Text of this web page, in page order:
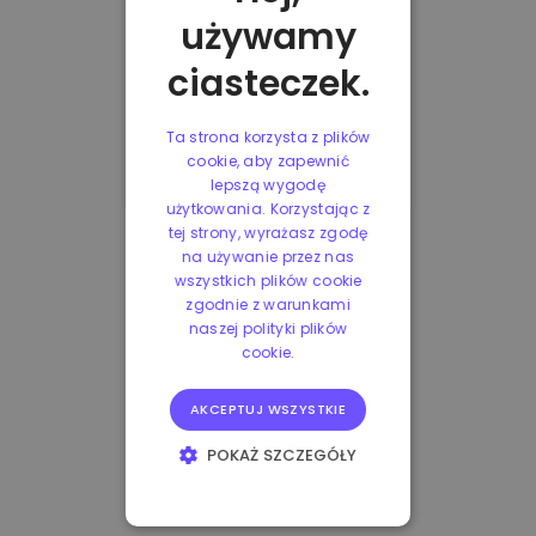
używamy
ciasteczek.
Ta strona korzysta z plików
cookie, aby zapewnić
lepszą wygodę
użytkowania. Korzystając z
tej strony, wyrażasz zgodę
na używanie przez nas
wszystkich plików cookie
zgodnie z warunkami
naszej polityki plików
cookie.
AKCEPTUJ WSZYSTKIE
POKAŻ SZCZEGÓŁY